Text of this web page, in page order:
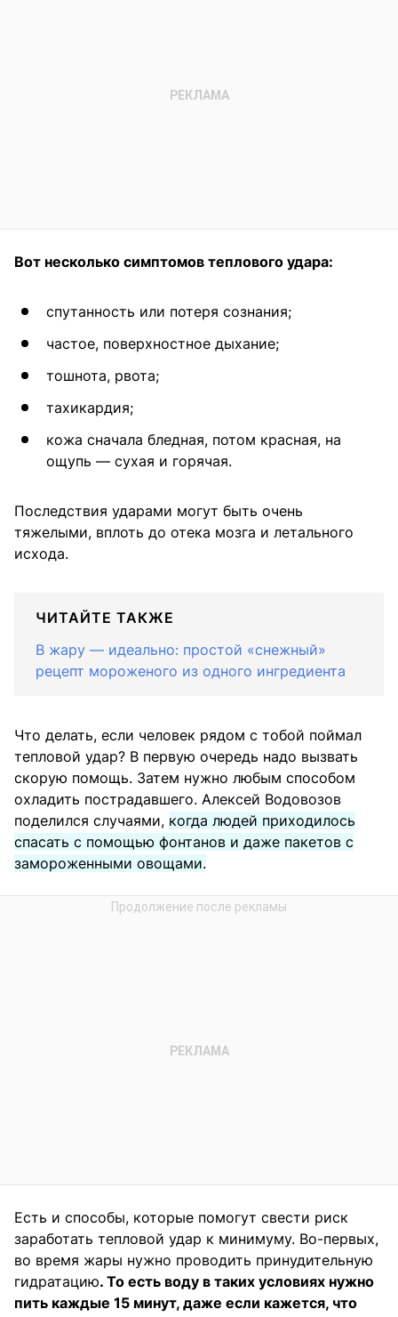
Вот несколько симптомов теплового удара:
спутанность или потеря сознания;
частое, поверхностное дыхание;
тошнота, рвота;
тахикардия;
кожа сначала бледная, потом красная, на
ощупь — сухая и горячая.
Последствия ударами могут быть очень
тяжелыми, вплоть до отека мозга и летального
исхода.
ЧИТАЙТЕ ТАКЖЕ
В жару — идеально: простой «снежный»
рецепт мороженого из одного ингредиента
Что делать, если человек рядом с тобой поймал
тепловой удар? В первую очередь надо вызвать
скорую помощь. Затем нужно любым способом
охладить пострадавшего. Алексей Водовозов
поделился случаями, когда людей приходилось
спасать с помощью фонтанов и даже пакетов с
замороженными овощами.
Есть и способы, которые помогут свести риск
заработать тепловой удар к минимуму. Во-первых,
во время жары нужно проводить принудительную
гидратацию. То есть воду в таких условиях нужно
пить каждые 15 минут, даже если кажется, что